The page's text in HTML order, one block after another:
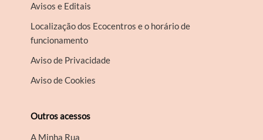
Avisos e Editais
Localização dos Ecocentros e o horário de
funcionamento
Aviso de Privacidade
Aviso de Cookies
Outros acessos
A Minha Rua